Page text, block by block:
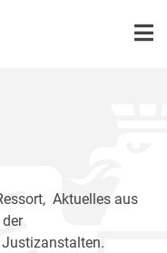
Aktuelles aus